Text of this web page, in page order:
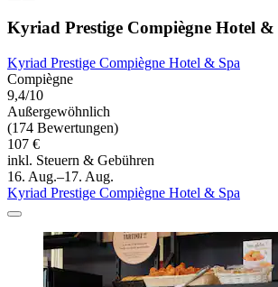
Kyriad Prestige Compiègne Hotel &
Kyriad Prestige Compiègne Hotel & Spa
Compiègne
9,4/10
Außergewöhnlich
(174 Bewertungen)
107 €
inkl. Steuern & Gebühren
16. Aug.–17. Aug.
Kyriad Prestige Compiègne Hotel & Spa